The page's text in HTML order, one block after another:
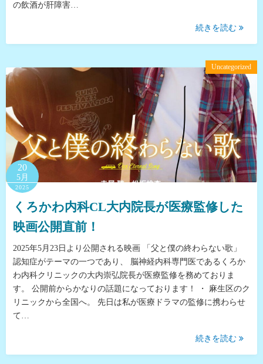
の飲酒が肝障害…
続きを読む
Uncategorized
20
5月
2025
くろかわ内科CL大内院長が医療監修した
映画公開直前！
2025年5月23日より公開される映画 「父と僕の終わらない歌」
認知症がテーマの一つであり、 脳神経内科専門医であるくろか
わ内科クリニックの大内崇弘院長が医療監修を務めておりま
す。 公開前からかなりの話題になっております！ ・ 麻生区のク
リニックから全国へ。 先日は私が医療ドラマの監修に携わらせ
て…
続きを読む